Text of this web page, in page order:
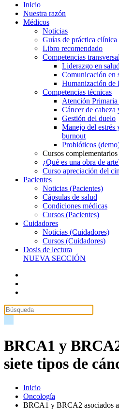
Inicio
Nuestra razón
Médicos
Noticias
Guías de práctica clínica
Libro recomendado
Competencias
Liderazgo en
Comunicación en
Humanización de
Competencias técnicas
Atención Primaria
Cáncer de cabeza
Gestión del duelo
Manejo del estrés
burnout
Probióticos
Cursos complementarios
¿Qué es una obra de
Curso apreciación del
Pacientes
Noticias (Pacientes)
Cápsulas de salud
Condiciones médicas
Cursos (Pacientes)
Cuidadores
Noticias (Cuidadores)
Cursos (Cuidadores)
Dosis de lectura
NUEVA SECCIÓN
BRCA1 y
siete tipos de
Inicio
Oncología
BRCA1 y BRCA2 asociados a